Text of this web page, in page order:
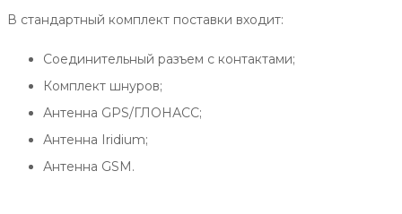
В стандартный комплект поставки входит:
Соединительный разъем с контактами;
Комплект шнуров;
Антенна GPS/ГЛОНАСС;
Антенна Iridium;
Антенна GSM.